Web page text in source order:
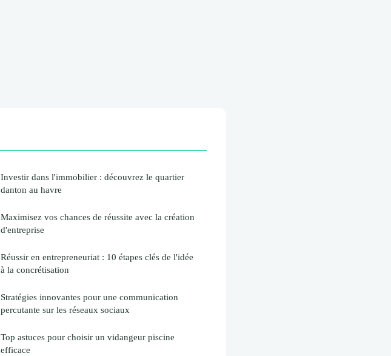
Investir dans l'immobilier : découvrez le quartier
danton au havre
Maximisez vos chances de réussite avec la création
d'entreprise
Réussir en entrepreneuriat : 10 étapes clés de l'idée
à la concrétisation
Stratégies innovantes pour une communication
percutante sur les réseaux sociaux
Top astuces pour choisir un vidangeur piscine
efficace